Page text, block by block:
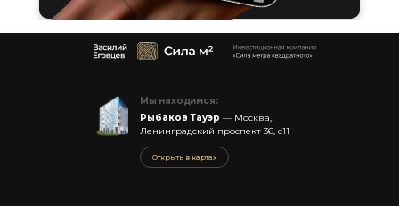
Рыбаков Тауэр — Москва,
Ленинградский проспект 36, с11
Мы находимся:
Открыть в картах